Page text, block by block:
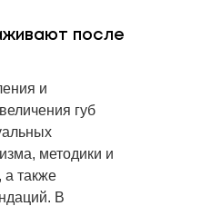
после
и
губ
методики и
а также
В